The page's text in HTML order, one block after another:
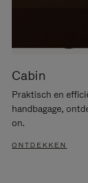
Cabin
Praktisch en
handbagage,
on.
ONTDEKKEN